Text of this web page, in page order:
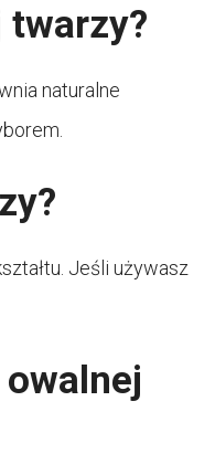
twarzy?
naturalne
Jeśli używasz